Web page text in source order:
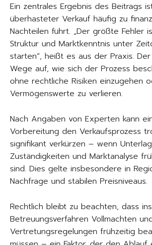
Ein zentrales Ergebnis des Beitrags
überhasteter Verkauf häufig zu
Nachteilen führt. „Der größte Fehler
Struktur und Marktkenntnis unter
starten“, heißt es aus der Praxis.
Wege auf, wie sich der Prozess
ohne rechtliche Risiken einzugehen
Vermögenswerte zu verlieren.
Nach Angaben von Experten kann
Vorbereitung den Verkaufsprozess
signifikant verkürzen – wenn
Zuständigkeiten und Marktanalyse
sind. Dies gelte insbesondere in
Nachfrage und stabilen Preisniveaus.
Rechtlich bleibt zu beachten, dass
Betreuungsverfahren Vollmachten
Vertretungsregelungen frühzeitig